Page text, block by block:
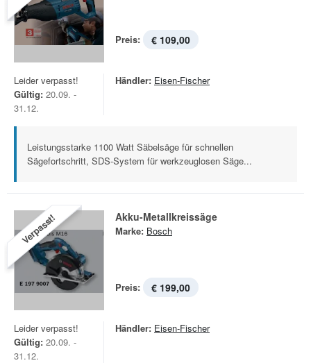
Preis: € 109,00
Leider verpasst!
Gültig: 20.09. -
31.12.
Händler: Eisen-Fischer
Leistungsstarke 1100 Watt Säbelsäge für schnellen
Sägefortschritt, SDS-System für werkzeuglosen Säge...
Verpasst! Akku-Metallkreissäge
Marke: Bosch
Preis: € 199,00
Leider verpasst!
Gültig: 20.09. -
31.12.
Händler: Eisen-Fischer